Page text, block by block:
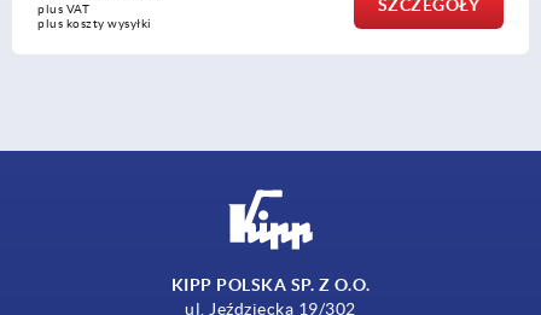
wysyłki
SZCZEGÓŁY
plus
KIPP POLSKA SP. Z O.O.
ul. Jeździecka 19/302